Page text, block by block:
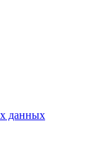
данных